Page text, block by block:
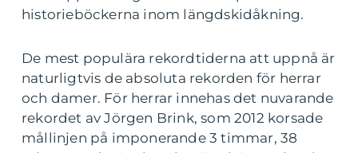
historieböckerna inom längdskidåkning.
De mest populära rekordtiderna att uppnå är
naturligtvis de absoluta rekorden för herrar
och damer. För herrar innehas det nuvarande
rekordet av Jörgen Brink, som 2012 korsade
mållinjen på imponerande 3 timmar, 38